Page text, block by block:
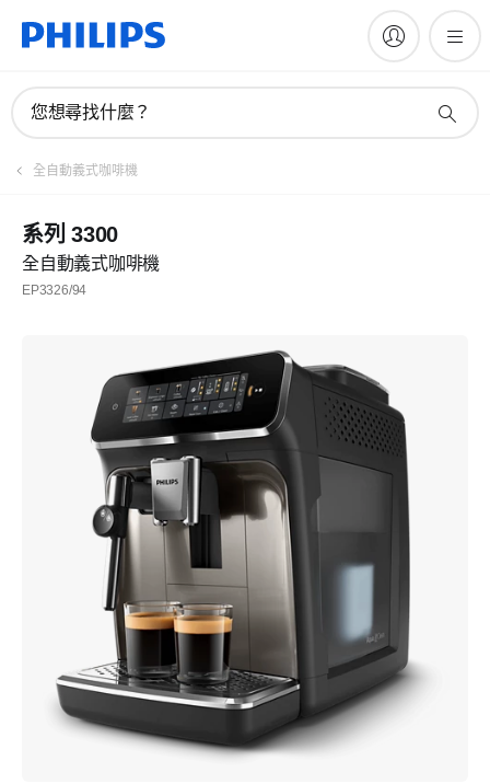
您想尋找什麼？
全自動義式咖啡機
系列 3300
全自動義式咖啡機
EP3326/94